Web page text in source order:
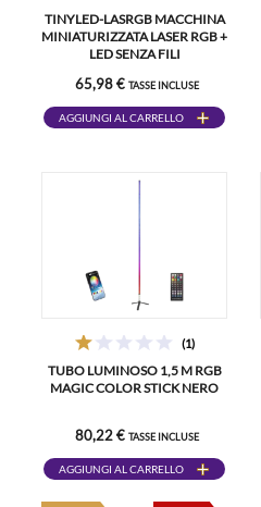
TINYLED-LASRGB MACCHINA
MINIATURIZZATA LASER RGB +
LED SENZA FILI
65,98 € TASSE INCLUSE
AGGIUNGI AL CARRELLO
(1)
TUBO LUMINOSO 1,5 M RGB
MAGIC COLOR STICK NERO
80,22 € TASSE INCLUSE
AGGIUNGI AL CARRELLO